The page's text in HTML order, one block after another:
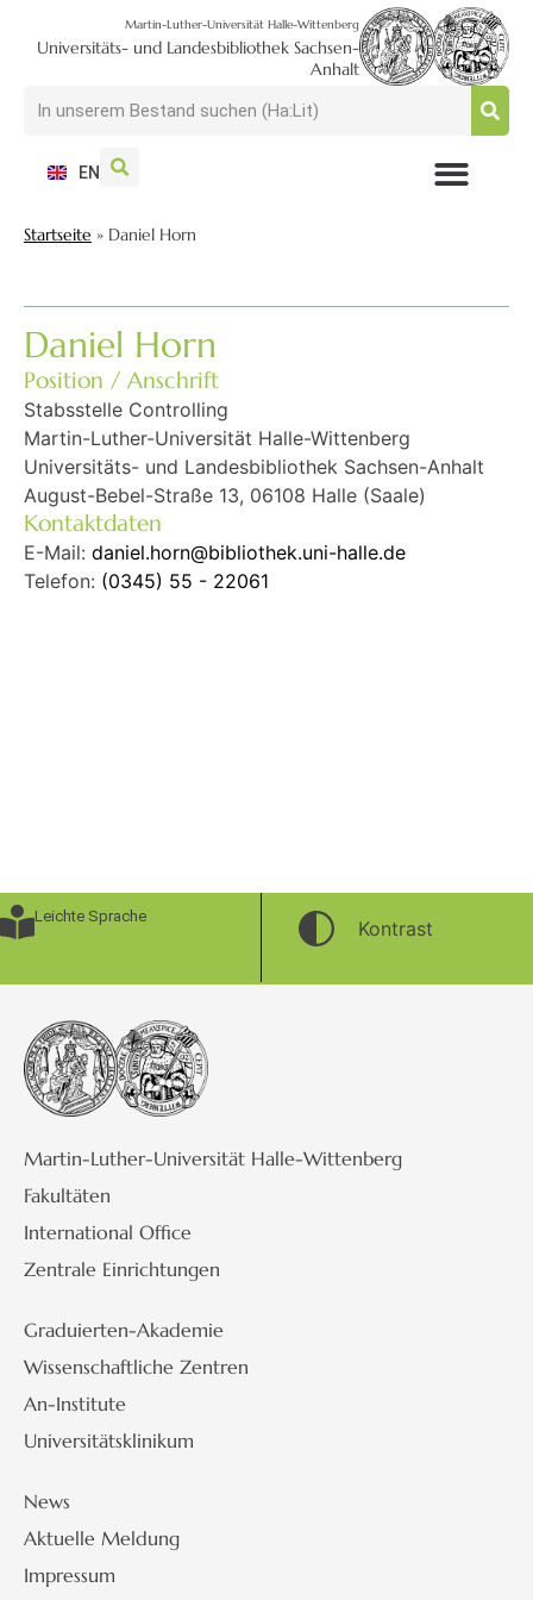
Martin-Luther-Universität Halle-Wittenberg
Universitäts- und Landesbibliothek Sachsen-
Anhalt
EN
Startseite » Daniel Horn
Daniel Horn
Position / Anschrift
Stabsstelle Controlling
Martin-Luther-Universität Halle-Wittenberg
Universitäts- und Landesbibliothek Sachsen-Anhalt
August-Bebel-Straße 13, 06108 Halle (Saale)
Kontaktdaten
E-Mail: daniel.horn@bibliothek.uni-halle.de
Telefon: (0345) 55 - 22061
Leichte Sprache
Kontrast
Martin-Luther-Universität Halle-Wittenberg
Fakultäten
International Office
Zentrale Einrichtungen
Graduierten-Akademie
Wissenschaftliche Zentren
An-Institute
Universitätsklinikum
News
Aktuelle Meldung
Impressum